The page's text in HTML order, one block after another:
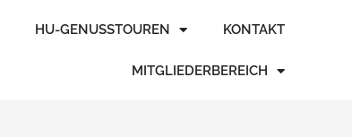
HU-GENUSSTOUREN KONTAKT
MITGLIEDERBEREICH